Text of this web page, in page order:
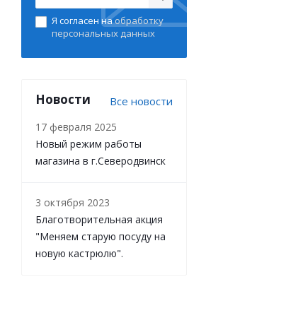
Я согласен наобработку
персональных данных
Новости Все новости
17 февраля 2025
Новый режим работы
магазина в г.Северодвинск
3 октября 2023
Благотворительная акция
"Меняем старую посуду на
новую кастрюлю".